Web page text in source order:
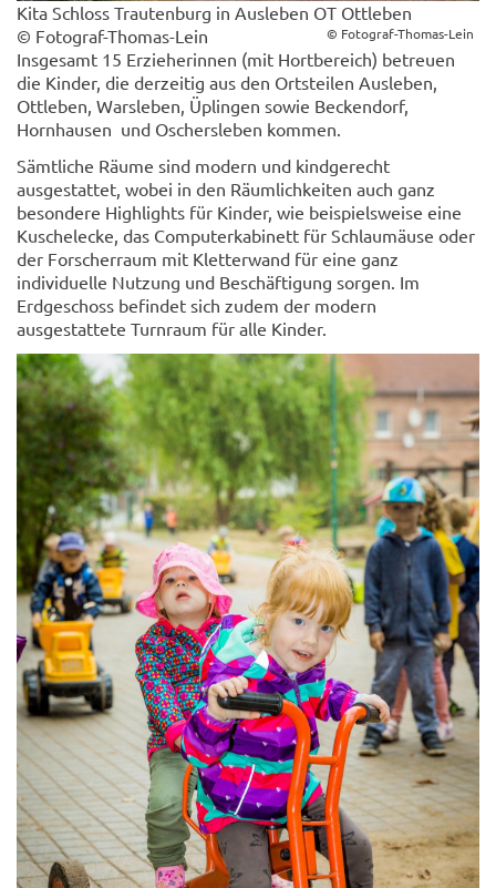
© Fotograf-Thomas-Lein
Kita Schloss Trautenburg in Ausleben OT Ottleben
© Fotograf-Thomas-Lein
Insgesamt 15 Erzieherinnen (mit Hortbereich) betreuen
die Kinder, die derzeitig aus den Ortsteilen Ausleben,
Ottleben, Warsleben, Üplingen sowie Beckendorf,
Hornhausen und Oschersleben kommen.
Sämtliche Räume sind modern und kindgerecht
ausgestattet, wobei in den Räumlichkeiten auch ganz
besondere Highlights für Kinder, wie beispielsweise eine
Kuschelecke, das Computerkabinett für Schlaumäuse oder
der Forscherraum mit Kletterwand für eine ganz
individuelle Nutzung und Beschäftigung sorgen. Im
Erdgeschoss befindet sich zudem der modern
ausgestattete Turnraum für alle Kinder.